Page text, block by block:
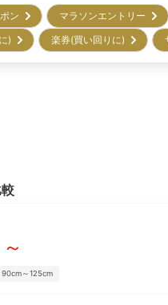
ン マラソンエントリー
に)
楽券(買い回りに)
90cm～125cm